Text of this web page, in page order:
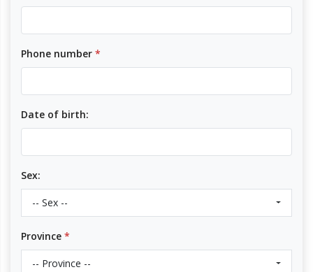
Phone number *
Date of birth:
Sex:
-- Sex --
Province *
-- Province --